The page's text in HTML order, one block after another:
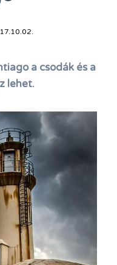
a csodák és a
lehet.